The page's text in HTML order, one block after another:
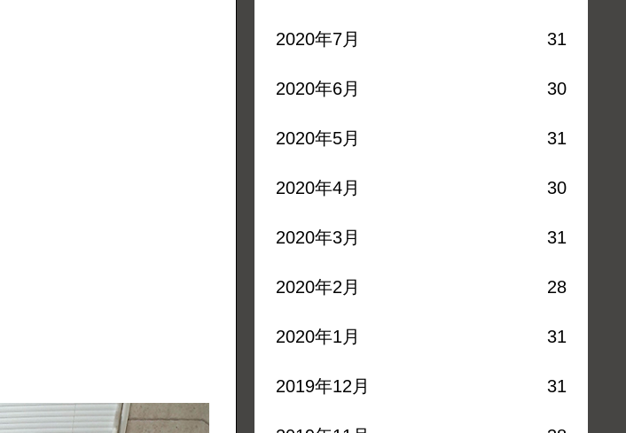
2020年7月 31
2020年6月 30
2020年5月 31
2020年4月 30
2020年3月 31
2020年2月 28
2020年1月 31
2019年12月 31